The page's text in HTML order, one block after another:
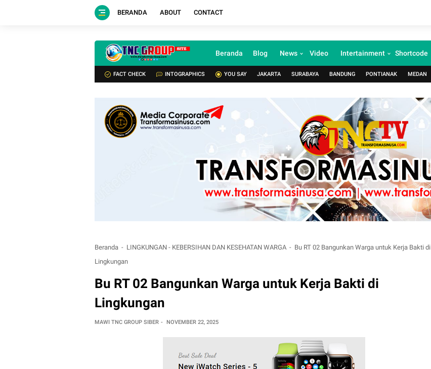
BERANDA ABOUT CONTACT
Beranda Blog News Video Intertainment Shortcode
FACT CHECK INTOGRAPHICS YOU SAY JAKARTA SURABAYA BANDUNG PONTIANAK MEDAN
Beranda LINGKUNGAN - KEBERSIHAN DAN KESEHATAN WARGA
Bu RT 02 Bangunkan Warga untuk Kerja Bakti di
Lingkungan
Bu RT 02 Bangunkan Warga untuk Kerja Bakti di
Lingkungan
MAWI TNC GROUP SIBER NOVEMBER 22, 2025